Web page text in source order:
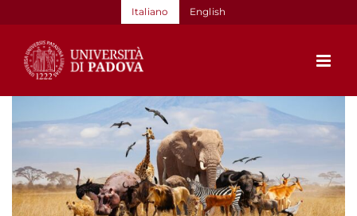
contenuto
Italiano English